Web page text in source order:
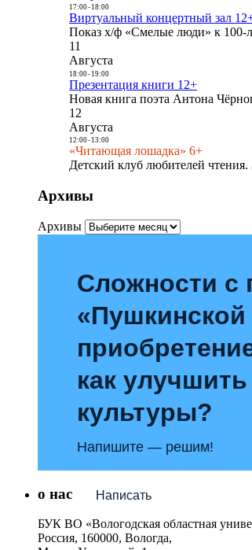
17:00- 18:00
Виртуальный концертный зал
Показ х/ф «Смелые люди» к 100-
11
Августа
18:00- 19:00
Презентация книги 12+
Новая книга поэта Антона
12
Августа
12:00- 13:00
«Читающая лошадка» 6+
Детский клуб любителей
Архивы
Архивы
Сложности с
как
культуры?
Напишите — решим!
Написать
о нас
БУК ВО «Вологодская областная
Россия, 160000, Вологда,